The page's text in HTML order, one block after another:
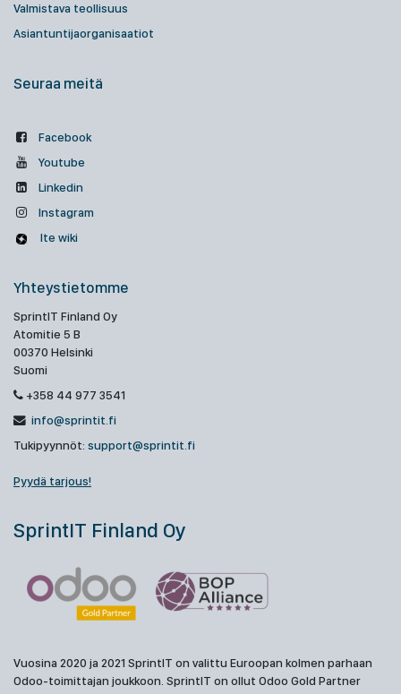
Valmistava teollisuus
Asiantuntijaorganisaatiot
Seuraa meitä
Facebook
Youtube
Linkedin
Instagram
Ite wiki
Yhteystietomme
SprintIT Finland Oy
Atomitie 5 B
00370 Helsinki
Suomi
+358 44 977 3541
info@sprintit.fi
Tukipyynnöt: support@sprintit.fi
Pyydä tarjous!
SprintIT Finland Oy
Vuosina 2020 ja 2021 SprintIT on valittu Euroopan kolmen parhaan
Odoo-toimittajan joukkoon. SprintIT on ollut Odoo Gold Partner